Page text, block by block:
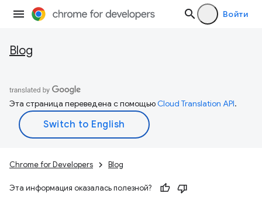
Войти
Blog
Эта страница переведена с помощьюCloud Translation API.
Chrome for Developers Blog
Эта информация оказалась полезной?